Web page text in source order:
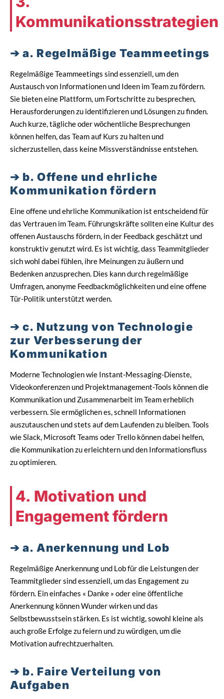
Kommunikationsstrategien
a. Regelmäßige Teammeetings
Regelmäßige Teammeetings sind essenziell, um den
Austausch von Informationen und Ideen im Team zu fördern.
Sie bieten eine Plattform, um Fortschritte zu besprechen,
Herausforderungen zu identifizieren und Lösungen zu finden.
Auch kurze, tägliche oder wöchentliche Besprechungen
können helfen, das Team auf Kurs zu halten und
sicherzustellen, dass keine Missverständnisse entstehen.
b. Offene und ehrliche
Kommunikation fördern
Eine offene und ehrliche Kommunikation ist entscheidend für
das Vertrauen im Team. Führungskräfte sollten eine Kultur des
offenen Austauschs fördern, in der Feedback geschätzt und
konstruktiv genutzt wird. Es ist wichtig, dass Teammitglieder
sich wohl dabei fühlen, ihre Meinungen zu äußern und
Bedenken anzusprechen. Dies kann durch regelmäßige
Umfragen, anonyme Feedbackmöglichkeiten und eine offene
Tür-Politik unterstützt werden.
c. Nutzung von Technologie
zur Verbesserung der
Kommunikation
Moderne Technologien wie Instant-Messaging-Dienste,
Videokonferenzen und Projektmanagement-Tools können die
Kommunikation und Zusammenarbeit im Team erheblich
verbessern. Sie ermöglichen es, schnell Informationen
auszutauschen und stets auf dem Laufenden zu bleiben. Tools
wie Slack, Microsoft Teams oder Trello können dabei helfen,
die Kommunikation zu erleichtern und den Informationsfluss
zu optimieren.
4. Motivation und
Engagement fördern
a. Anerkennung und Lob
Regelmäßige Anerkennung und Lob für die Leistungen der
Teammitglieder sind essenziell, um das Engagement zu
fördern. Ein einfaches « Danke » oder eine öffentliche
Anerkennung können Wunder wirken und das
Selbstbewusstsein stärken. Es ist wichtig, sowohl kleine als
auch große Erfolge zu feiern und zu würdigen, um die
Motivation aufrechtzuerhalten.
b. Faire Verteilung von
Aufgaben